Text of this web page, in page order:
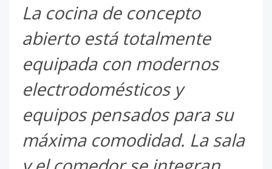
La cocina de concepto
abierto está totalmente
equipada con modernos
electrodomésticos y
equipos pensados para su
máxima comodidad. La sala